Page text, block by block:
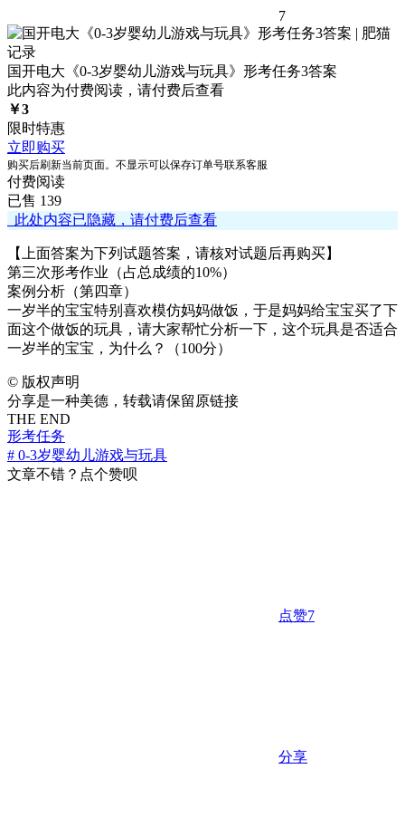
7
国开电大《0-3岁婴幼儿游戏与玩具》形考任务3答案
此内容为付费阅读，请付费后查看
￥3
限时特惠
立即购买
购买后刷新当前页面。不显示可以保存订单号联系客服
付费阅读
已售 139
此处内容已隐藏，请付费后查看
【上面答案为下列试题答案，请核对试题后再购买】
第三次形考作业（占总成绩的10%）
案例分析（第四章）
一岁半的宝宝特别喜欢模仿妈妈做饭，于是妈妈给宝宝买了下
面这个做饭的玩具，请大家帮忙分析一下，这个玩具是否适合
一岁半的宝宝，为什么？（100分）
© 版权声明
分享是一种美德，转载请保留原链接
THE END
形考任务
# 0-3岁婴幼儿游戏与玩具
文章不错？点个赞呗
点赞7
分享